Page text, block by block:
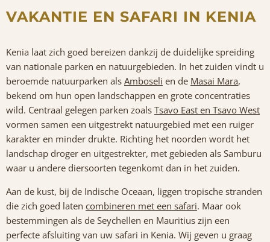
VAKANTIE EN SAFARI IN KENIA
Kenia laat zich goed bereizen dankzij de duidelijke spreiding
van nationale parken en natuurgebieden. In het zuiden vindt u
beroemde natuurparken als Amboseli en de Masai Mara,
bekend om hun open landschappen en grote concentraties
wild. Centraal gelegen parken zoals Tsavo East en Tsavo West
vormen samen een uitgestrekt natuurgebied met een ruiger
karakter en minder drukte. Richting het noorden wordt het
landschap droger en uitgestrekter, met gebieden als Samburu
waar u andere diersoorten tegenkomt dan in het zuiden.
Aan de kust, bij de Indische Oceaan, liggen tropische stranden
die zich goed laten combineren met een safari. Maar ook
bestemmingen als de Seychellen en Mauritius zijn een
perfecte afsluiting van uw safari in Kenia. Wij geven u graag